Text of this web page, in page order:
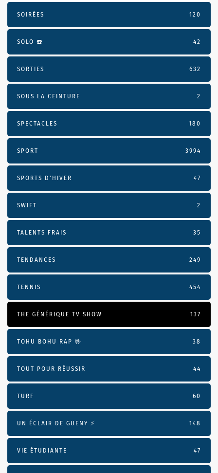
SOIRÉES 120
SOLO ☎️ 42
SORTIES 632
SOUS LA CEINTURE 2
SPECTACLES 180
SPORT 3994
SPORTS D'HIVER 47
SWIFT 2
TALENTS FRAIS 35
TENDANCES 249
TENNIS 454
THE GÉNÉRIQUE TV SHOW 137
TOHU BOHU RAP 🤟 38
TOUT POUR RÉUSSIR 44
TURF 60
UN ÉCLAIR DE GUENY ⚡️ 148
VIE ÉTUDIANTE 47